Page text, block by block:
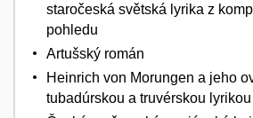
staročeská světská lyrika z
pohledu
Artušský román
Heinrich von Morungen a jeho
tubadúrskou a truvérskou lyrikou